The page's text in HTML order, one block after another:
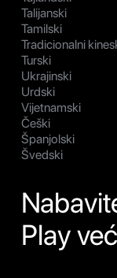
Talijanski
Tamilski
Tradicionalni
Turski
Ukrajinski
Urdski
Vijetnamski
Češki
Španjolski
Švedski
Play